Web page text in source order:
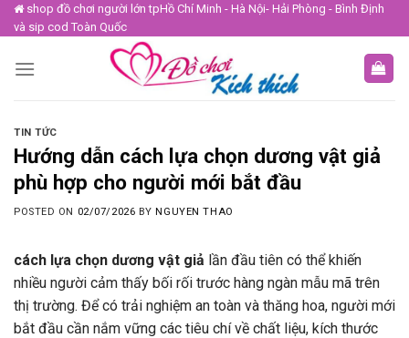
Skip
to
shop đồ chơi người lớn tpHồ Chí Minh - Hà Nội- Hải Phòng - Bình Định
và sip cod Toàn Quốc
TIN TỨC
Hướng dẫn cách lựa chọn dương vật giả
phù hợp cho người mới bắt đầu
POSTED ON 02/07/2026 BYNGUYEN THAO
cách lựa chọn dương vật giả lần đầu tiên có thể khiến
nhiều người cảm thấy bối rối trước hàng ngàn mẫu mã trên
thị trường. Để có trải nghiệm an toàn và thăng hoa, người mới
bắt đầu cần nắm vững các tiêu chí về chất liệu, kích thước